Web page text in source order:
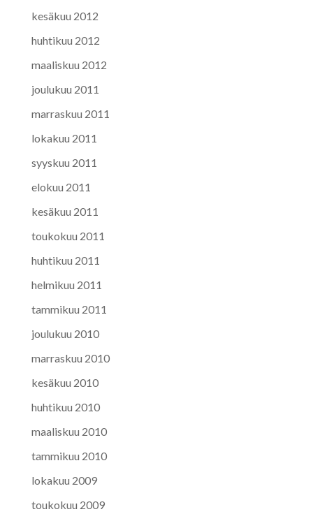
kesäkuu 2012
huhtikuu 2012
maaliskuu 2012
joulukuu 2011
marraskuu 2011
lokakuu 2011
syyskuu 2011
elokuu 2011
kesäkuu 2011
toukokuu 2011
huhtikuu 2011
helmikuu 2011
tammikuu 2011
joulukuu 2010
marraskuu 2010
kesäkuu 2010
huhtikuu 2010
maaliskuu 2010
tammikuu 2010
lokakuu 2009
toukokuu 2009